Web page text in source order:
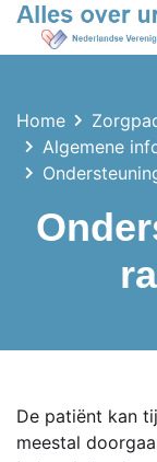
Home
Algemene
De patiënt kan
meestal